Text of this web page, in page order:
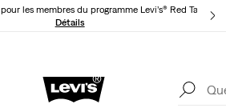
les membres du programme Levi’s® Red Tab™.
Détails
bénéficient de -20%